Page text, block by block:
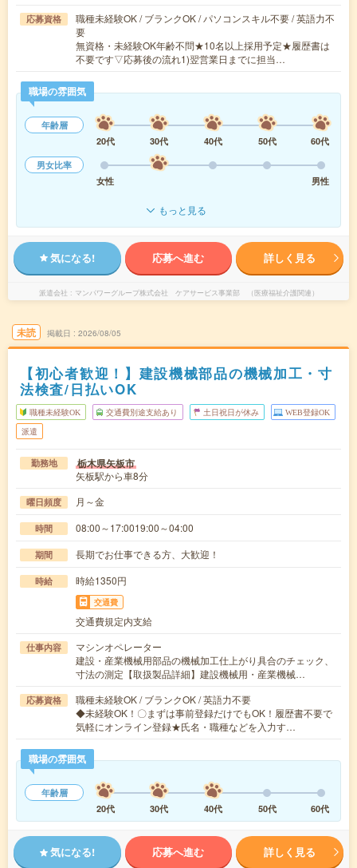
応募資格
職種未経験OK / ブランクOK / パソコンスキル不要 / 英語力不
要
無資格・未経験OK年齢不問★10名以上採用予定★履歴書は
不要です▽応募後の流れ1)翌営業日までに担当…
職場の雰囲気
年齢層
20代
30代 40代 50代
60代
男女比率
女性
男性
もっと見る
気になる! 応募へ進む 詳しく見る
派遣会社 マンパワーグループ株式会社 ケアサービス事業部 （医療福祉介護関連）
未読 掲載日 2026/08/05
【初心者歓迎！】建設機械部品の機械加工・寸
法検査/日払いOK
職種未経験OK 交通費別途支給あり 土日祝日が休み WEB登録OK
派遣
勤務地 栃木県矢板市
矢板駅から車8分
曜日頻度 月～金
時間 08:00～17:0019:00～04:00
期間 長期でお仕事できる方、大歓迎！
時給 時給1350円
交通費
交通費規定内支給
仕事内容
マシンオペレーター
建設・産業機械用部品の機械加工仕上がり具合のチェック、
寸法の測定【取扱製品詳細】建設機械用・産業機械…
応募資格
職種未経験OK / ブランクOK / 英語力不要
◆未経験OK！〇まずは事前登録だけでもOK！履歴書不要で
気軽にオンライン登録★氏名・職種などを入力す…
職場の雰囲気
年齢層
20代
30代 40代 50代 60代
気になる! 応募へ進む 詳しく見る